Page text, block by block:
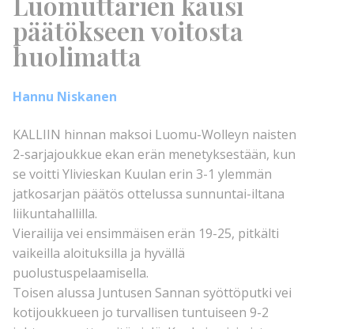
päätökseen voitosta
huolimatta
Hannu Niskanen
KALLIIN hinnan maksoi Luomu-Wolleyn naisten
2-sarjajoukkue ekan erän menetyksestään, kun
se voitti Ylivieskan Kuulan erin 3-1 ylemmän
jatkosarjan päätös ottelussa sunnuntai-iltana
liikuntahallilla.
Vierailija vei ensimmäisen erän 19-25, pitkälti
vaikeilla aloituksilla ja hyvällä
puolustuspelaamisella.
Toisen alussa Juntusen Sannan syöttöputki vei
kotijoukkueen jo turvallisen tuntuiseen 9-2